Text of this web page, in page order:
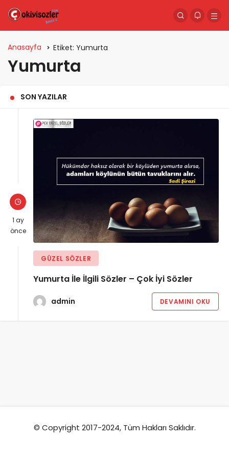
Anasayfa Etiket: Yumurta
Yumurta
SON YAZILAR
1 ay
önce
GÜZEL SÖZLER
Yumurta İle İlgili Sözler – Çok İyi Sözler
admin DEVAMINI OKU
© Copyright 2017-2024, Tüm Hakları Saklıdır.